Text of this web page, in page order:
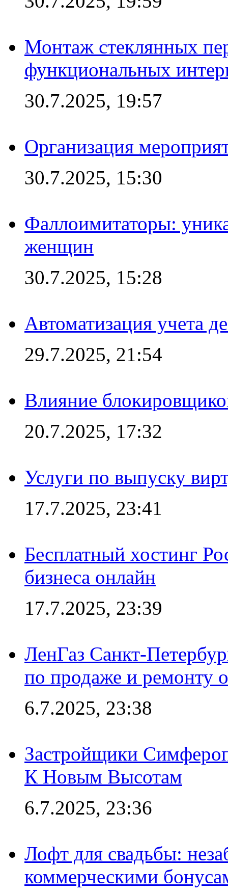
Монтаж стеклянных
функциональных
30.7.2025, 19:57
Организация
30.7.2025, 15:30
Фаллоимитаторы:
женщин
30.7.2025, 15:28
Автоматизация учета
29.7.2025, 21:54
Влияние
20.7.2025, 17:32
Услуги по выпуску
17.7.2025, 23:41
Бесплатный хостинг
бизнеса онлайн
17.7.2025, 23:39
ЛенГаз Санкт-
по продаже и ремонту
6.7.2025, 23:38
Застройщики
К Новым Высотам
6.7.2025, 23:36
Лофт для свадьбы:
коммерческими